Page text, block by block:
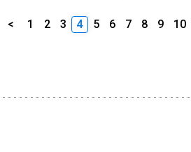
< 1 2 3 4 5 6 7 8 9 10